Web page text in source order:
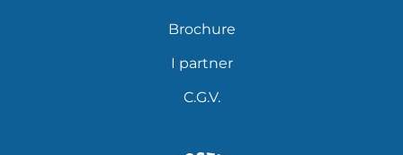
Brochure
I partner
C.G.V.